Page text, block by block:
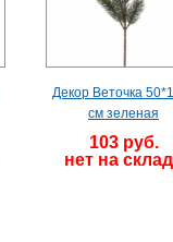
Декор Веточка
см зеленая
103 руб.
нет на